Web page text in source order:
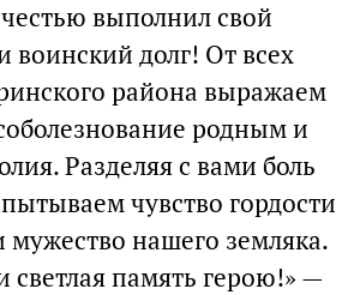
выполнил свой
воинский долг! От всех
района выражаем
родным и
Разделяя с вами боль
чувство гордости
мужество нашего земляка.
светлая память герою!» —